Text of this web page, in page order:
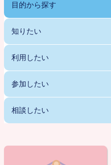
目的から探す
知りたい
利用したい
参加したい
相談したい